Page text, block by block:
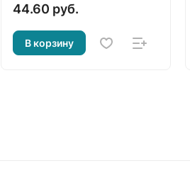
44.60 руб.
В корзину